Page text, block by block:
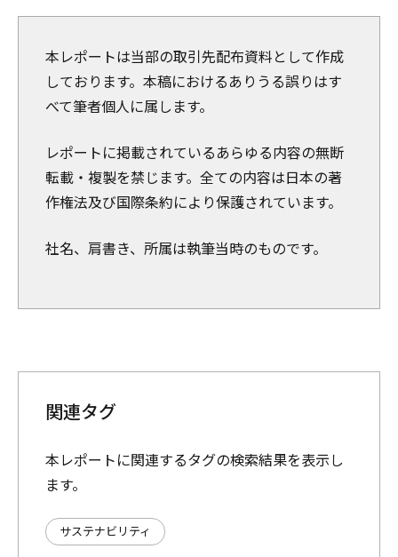
本レポートは当部の取引先配布資料として作成
しております。本稿におけるありうる誤りはす
べて筆者個人に属します。
レポートに掲載されているあらゆる内容の無断
転載・複製を禁じます。全ての内容は日本の著
作権法及び国際条約により保護されています。
社名、肩書き、所属は執筆当時のものです。
関連タグ
本レポートに関連するタグの検索結果を表示し
ます。
サステナビリティ